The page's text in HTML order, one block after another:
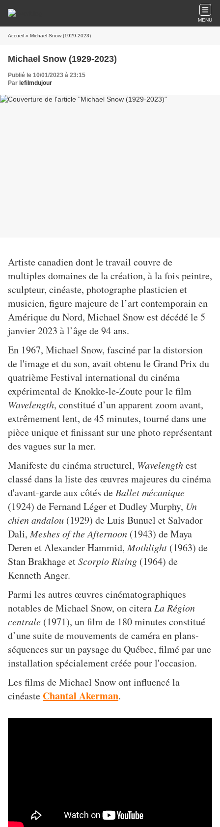
MENU
Accueil » Michael Snow (1929-2023)
Michael Snow (1929-2023)
Publié le 10/01/2023 à 23:15
Par lefilmdujour
Artiste canadien dont le travail couvre de
multiples domaines de la création, à la fois peintre,
sculpteur, cinéaste, photographe plasticien et
musicien, figure majeure de l’art contemporain en
Amérique du Nord, Michael Snow est décédé le 5
janvier 2023 à l’âge de 94 ans.
En 1967, Michael Snow, fasciné par la distorsion
de l'image et du son, avait obtenu le Grand Prix du
quatrième Festival international du cinéma
expérimental de Knokke-le-Zoute pour le film
Wavelength, constitué d’un apparent zoom avant,
extrêmement lent, de 45 minutes, tourné dans une
pièce unique et finissant sur une photo représentant
des vagues sur la mer.
Manifeste du cinéma structurel, Wavelengthest
classé dans la liste des œuvres majeures du cinéma
d'avant-garde aux côtés de Ballet mécanique
(1924) de Fernand Léger et Dudley Murphy, Un
chien andalou (1929) de Luis Bunuel et Salvador
Dali,Meshes of the Afternoon (1943) de Maya
Deren et Alexander Hammid,Mothlight (1963) de
Stan Brakhage etScorpio Rising (1964) de
Kenneth Anger.
Parmi les autres œuvres cinématographiques
notables de Michael Snow, on citera La Région
centrale (1971), un film de 180 minutes constitué
d’une suite de mouvements de caméra en plans-
séquences sur un paysage du Québec, filmé par une
installation spécialement créée pour l'occasion.
Les films de Michael Snow ont influencé la
cinéaste Chantal Akerman.